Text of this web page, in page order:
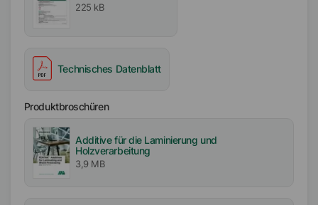
225 kB
Technisches Datenblatt
Produktbroschüren
Additive für die Laminierung und
Holzverarbeitung
3,9 MB